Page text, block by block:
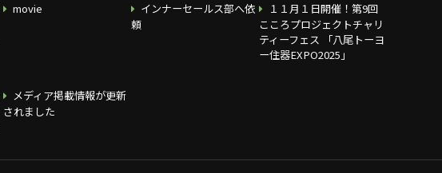
movie
インナーセールス部へ依
頼
１１月１日開催！第9回
こころプロジェクトチャリ
ティーフェス 「八尾トーヨ
ー住器EXPO2025」
メディア掲載情報が更新
されました